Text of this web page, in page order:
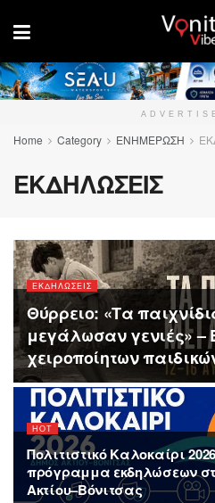
Home Category ΕΝΗΜΕΡΩΣΗ
ΕΚΔΗΛΩΣΕΙΣ
ΕΚΔΗΛΩΣΕΙΣ
Θύρρειο: «Τα
μεγάλωσαν γενιές» –
χειροποίητων
HOT
Πολιτιστικό Καλοκαίρι
πρόγραμμα εκδηλώσεων
Ακτίου–Βόνιτσας